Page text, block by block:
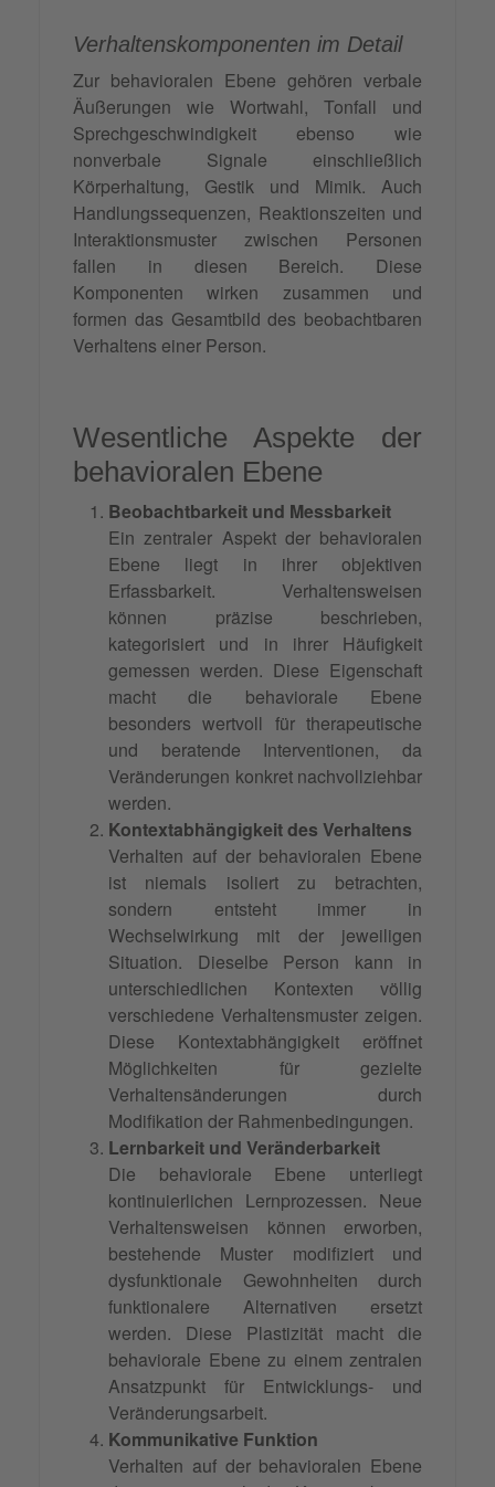
Verhaltenskomponenten im Detail
Zur behavioralen Ebene gehören verbale
Äußerungen wie Wortwahl, Tonfall und
Sprechgeschwindigkeit ebenso wie
nonverbale Signale einschließlich
Körperhaltung, Gestik und Mimik. Auch
Handlungssequenzen, Reaktionszeiten und
Interaktionsmuster zwischen Personen
fallen in diesen Bereich. Diese
Komponenten wirken zusammen und
formen das Gesamtbild des beobachtbaren
Verhaltens einer Person.
Wesentliche Aspekte der
behavioralen Ebene
Beobachtbarkeit und Messbarkeit
Ein zentraler Aspekt der behavioralen
Ebene liegt in ihrer objektiven
Erfassbarkeit. Verhaltensweisen
können präzise beschrieben,
kategorisiert und in ihrer Häufigkeit
gemessen werden. Diese Eigenschaft
macht die behaviorale Ebene
besonders wertvoll für therapeutische
und beratende Interventionen, da
Veränderungen konkret nachvollziehbar
werden.
Kontextabhängigkeit des Verhaltens
Verhalten auf der behavioralen Ebene
ist niemals isoliert zu betrachten,
sondern entsteht immer in
Wechselwirkung mit der jeweiligen
Situation. Dieselbe Person kann in
unterschiedlichen Kontexten völlig
verschiedene Verhaltensmuster zeigen.
Diese Kontextabhängigkeit eröffnet
Möglichkeiten für gezielte
Verhaltensänderungen durch
Modifikation der Rahmenbedingungen.
Lernbarkeit und Veränderbarkeit
Die behaviorale Ebene unterliegt
kontinuierlichen Lernprozessen. Neue
Verhaltensweisen können erworben,
bestehende Muster modifiziert und
dysfunktionale Gewohnheiten durch
funktionalere Alternativen ersetzt
werden. Diese Plastizität macht die
behaviorale Ebene zu einem zentralen
Ansatzpunkt für Entwicklungs- und
Veränderungsarbeit.
Kommunikative Funktion
Verhalten auf der behavioralen Ebene